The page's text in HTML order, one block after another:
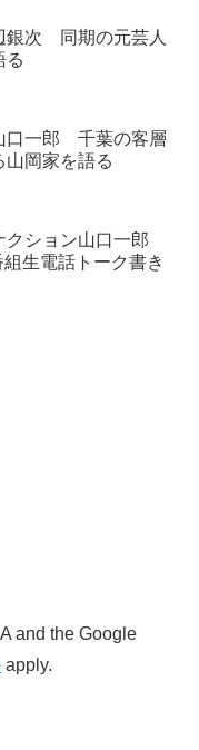
銀次 同期の元芸人
る
口一郎 千葉の客層
山岡家を語る
クション山口一郎
生電話トーク書き
and the Google
apply.